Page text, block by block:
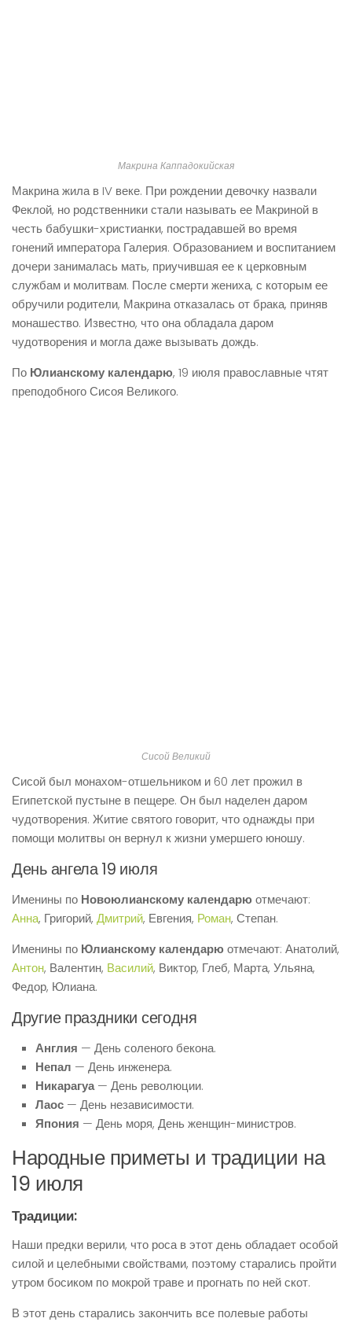
Макрина Каппадокийская
Макрина жила в IV веке. При рождении девочку назвали
Феклой, но родственники стали называть ее Макриной в
честь бабушки-христианки, пострадавшей во время
гонений императора Галерия. Образованием и воспитанием
дочери занималась мать, приучившая ее к церковным
службам и молитвам. После смерти жениха, с которым ее
обручили родители, Макрина отказалась от брака, приняв
монашество. Известно, что она обладала даром
чудотворения и могла даже вызывать дождь.
По Юлианскому календарю, 19 июля православные чтят
преподобного Сисоя Великого.
Сисой Великий
Сисой был монахом-отшельником и 60 лет прожил в
Египетской пустыне в пещере. Он был наделен даром
чудотворения. Житие святого говорит, что однажды при
помощи молитвы он вернул к жизни умершего юношу.
День ангела 19 июля
Именины по Новоюлианскому календарюотмечают:
Анна, Григорий, Дмитрий, Евгения, Роман, Степан.
Именины по Юлианскому календарюотмечают: Анатолий,
Антон, Валентин, Василий, Виктор, Глеб, Марта, Ульяна,
Федор, Юлиана.
Другие праздники сегодня
Англия — День соленого бекона.
Непал — День инженера.
Никарагуа— День революции.
Лаос — День независимости.
Япония — День моря, День женщин-министров.
Народные приметы и традиции на
19 июля
Традиции:
Наши предки верили, что роса в этот день обладает особой
силой и целебными свойствами, поэтому старались пройти
утром босиком по мокрой траве и прогнать по ней скот.
В этот день старались закончить все полевые работы